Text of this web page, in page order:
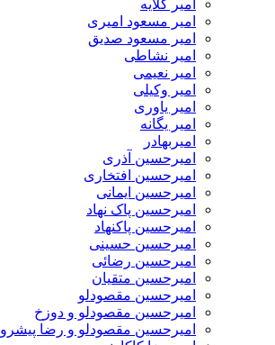
امیر گلایه
امیر مسعود امیری
امیر مسعود صدیق
امیر نشاطی
امیر نعیمی
امیر وکیلی
امیر یاوری
امیر یگانه
امیربهادر
امیرحسین آذری
امیرحسین افتخاری
امیرحسین ایمانی
امیرحسین پاک نهاد
امیرحسین پاکنهاد
امیرحسین حسینی
امیرحسین رضائی
امیرحسین متقیان
امیرحسین مقصودلو
امیرحسین مقصودلو و دوزخ
امیرحسین مقصودلو و رضا پیشرو